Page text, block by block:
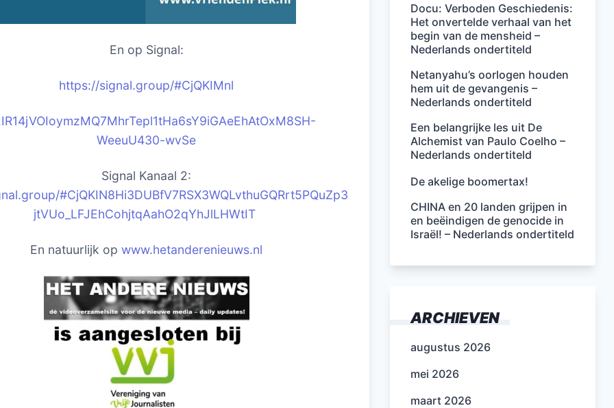
En op Signal:
https://signal.group/#CjQKIMnl
WeeuU430-wvSe
Signal Kanaal 2:
#CjQKIN8Hi3DUBfV7RSX3WQLvthuGQRrt5PQuZp3
jtVUo_LFJEhCohjtqAahO2qYhJlLHWtIT
En natuurlijk op www.hetanderenieuws.nl
Docu: Verboden Geschiedenis:
Het onvertelde verhaal van het
begin van de mensheid –
Nederlands ondertiteld
Netanyahu’s oorlogen houden
hem uit de gevangenis –
Nederlands ondertiteld
Een belangrijke les uit De
Alchemist van Paulo Coelho –
Nederlands ondertiteld
De akelige boomertax!
CHINA en 20 landen grijpen in
en beëindigen de genocide in
Israël! – Nederlands ondertiteld
ARCHIEVEN
augustus 2026
mei 2026
maart 2026